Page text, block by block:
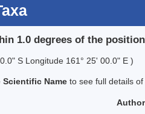
1.0 degrees of the position
S Longitude 161° 25' 00.0" E )
Scientific Name to see full details